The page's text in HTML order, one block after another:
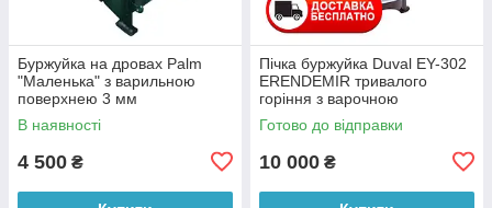
Буржуйка на дровах Palm
"Маленька" з варильною
поверхнею 3 мм
В наявності
4 500 ₴
Пічка буржуйка Duval EY-302
ERENDEMIR тривалого
горіння з варочною
поверхнею
Готово до відправки
10 000 ₴